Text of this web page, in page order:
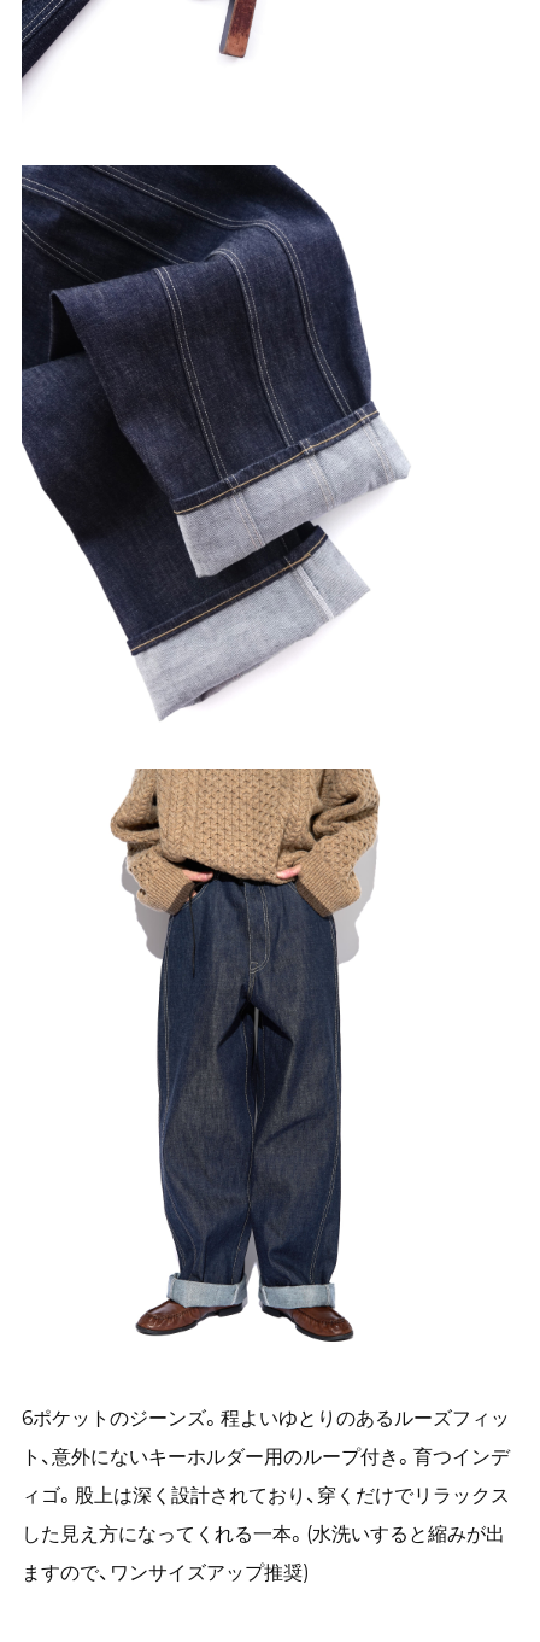
6ポケットのジーンズ。程よいゆとりのあるルーズフィッ
ト、意外にないキーホルダー用のループ付き。育つインデ
ィゴ。股上は深く設計されており、穿くだけでリラックス
した見え方になってくれる一本。(水洗いすると縮みが出
ますので、ワンサイズアップ推奨)